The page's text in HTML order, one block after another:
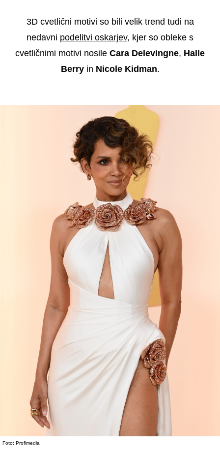
3D cvetlični motivi so bili velik trend tudi na
nedavni podelitvi oskarjev, kjer so obleke s
cvetličnimi motivi nosile Cara Delevingne, Halle
Berryin Nicole Kidman.
Foto: Profimedia